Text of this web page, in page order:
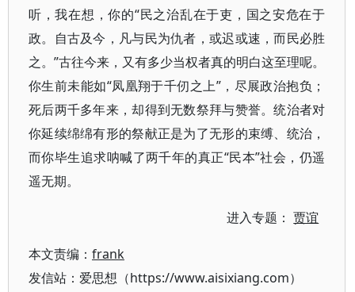
听，我在想，你的“民之治乱在于吏，国之安危在于
政。自古及今，凡与民为仇者，或迟或速，而民必胜
之。”古往今来，又有多少当权者真的明白这至理呢。
你生前未能如“凤凰翔于千仞之上”，尽展政治抱负；
死后两千多年来，却得到无数祭拜与赞誉。统治者对
你延续绵绵有形的祭献正是为了无形的束缚、统治，
而你毕生追求呐喊了两千年的真正“民本”社会，仍遥
遥无期。
进入专题：贾谊
本文责编： frank
发信站：爱思想（https://www.aisixiang.com）